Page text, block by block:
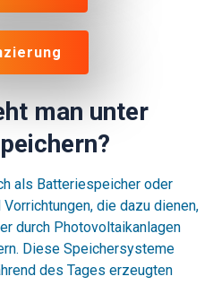
man unter
als Batteriespeicher oder
die dazu dienen,
durch Photovoltaikanlagen
Diese Speichersysteme
des Tages erzeugten